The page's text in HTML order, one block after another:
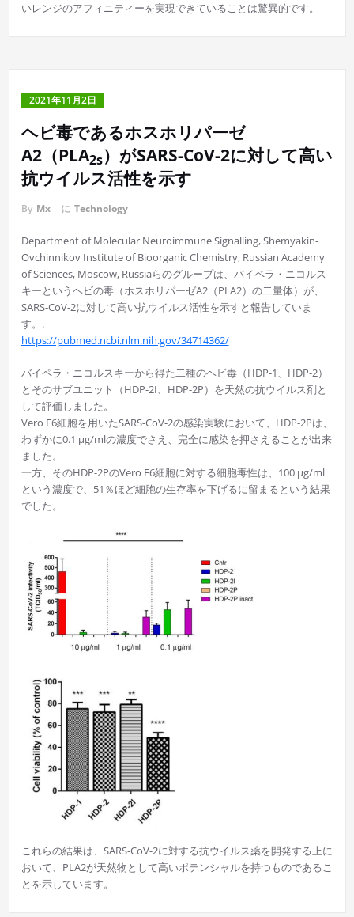
いレンジのアフィニティーを実現できていることは驚異的です。
2021年11月2日
ヘビ毒であるホスホリパーゼ
A2（PLA2s）がSARS-CoV-2に対して高い
抗ウイルス活性を示す
By Mx に Technology
Department of Molecular Neuroimmune Signalling, Shemyakin-
Ovchinnikov Institute of Bioorganic Chemistry, Russian Academy
of Sciences, Moscow, Russiaらのグループは、バイペラ・ニコルス
キーというヘビの毒（ホスホリパーゼA2（PLA2）の二量体）が、
SARS-CoV-2に対して高い抗ウイルス活性を示すと報告していま
す。.
https://pubmed.ncbi.nlm.nih.gov/34714362/
バイペラ・ニコルスキーから得た二種のヘビ毒（HDP-1、HDP-2）
とそのサブユニット（HDP-2I、HDP-2P）を天然の抗ウイルス剤と
して評価しました。
Vero E6細胞を用いたSARS-CoV-2の感染実験において、HDP-2Pは、
わずかに0.1 µg/mlの濃度でさえ、完全に感染を押さえることが出来
ました。
一方、そのHDP-2PのVero E6細胞に対する細胞毒性は、100 μg/ml
という濃度で、51％ほど細胞の生存率を下げるに留まるという結果
でした。
これらの結果は、SARS-CoV-2に対する抗ウイルス薬を開発する上に
おいて、PLA2が天然物として高いポテンシャルを持つものであるこ
とを示しています。